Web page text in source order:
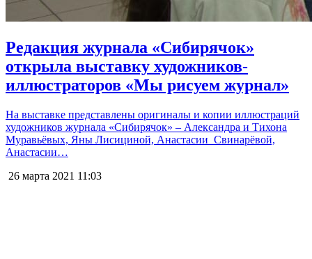
Редакция журнала «Сибирячок»
открыла выставку художников-
иллюстраторов «Мы рисуем журнал»
На выставке представлены оригиналы и копии иллюстраций
художников журнала «Сибирячок» – Александра и Тихона
Муравьёвых, Яны Лисициной, Анастасии Свинарёвой,
Анастасии…
26 марта 2021 11:03